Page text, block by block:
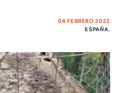
04 FEBRERO 2022
ESPAÑA.